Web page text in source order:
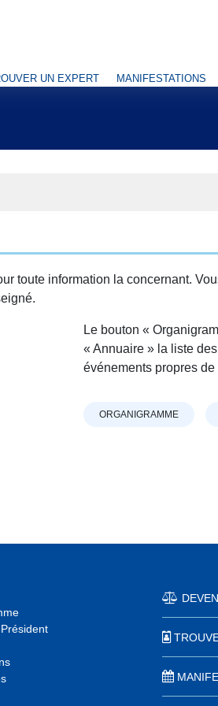
UN EXPERT MANIFESTATIONS
toute information la concernant.
Le bouton «
« Annuaire » la liste
événements propres
ORGANIGRAMME